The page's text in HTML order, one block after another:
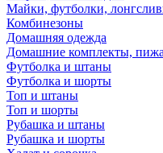
Майки, футболки,
Комбинезоны
Домашняя одежда
Домашние комплекты,
Футболка и штаны
Футболка и шорты
Топ и штаны
Топ и шорты
Рубашка и штаны
Рубашка и шорты